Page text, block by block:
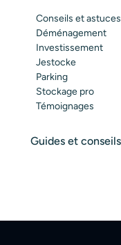
Conseils et astuces
Déménagement
Investissement
Jestocke
Parking
Stockage pro
Témoignages
Guides et conseils